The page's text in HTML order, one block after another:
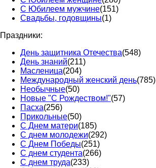
С Юбилеем мужчине(151)
Свадьбы, годовщины(1)
Праздники:
День защитника Отечества(548)
День знаний(211)
Масленица(204)
Международный женский день(785)
Необычные(50)
Новые "С Рождеством!"(57)
Пасха(256)
Прикольные(50)
С Днем матери(185)
С днем молодежи(292)
С Днем Победы(251)
С днем студента(266)
С днем труда(233)